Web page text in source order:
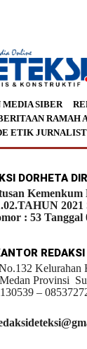
MEDIA SIBER
RAMAH
ETIK
DORHETA
2021
: 53 Tanggal
REDAKSI
Provinsi
–